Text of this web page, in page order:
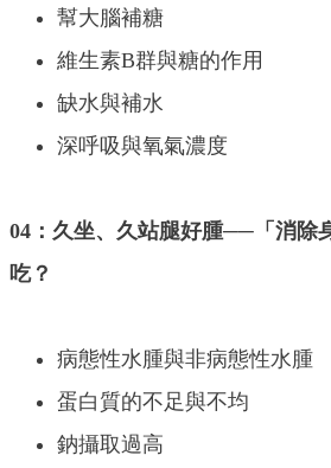
幫大腦補糖
維生素B群與糖的作用
缺水與補水
深呼吸與氧氣濃度
04：久坐、久站腿好腫──「消除
吃？
病態性水腫與非病態性水腫
蛋白質的不足與不均
鈉攝取過高